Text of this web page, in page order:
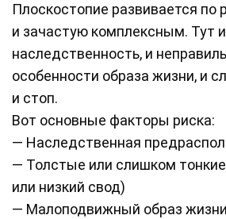
Плоскостопие развивается по
и зачастую комплексным. Тут и
наследственность, и
особенности образа жизни, и
и стоп.
Вот основные факторы риска:
— Наследственная
— Толстые или слишком
или низкий свод)
— Малоподвижный образ